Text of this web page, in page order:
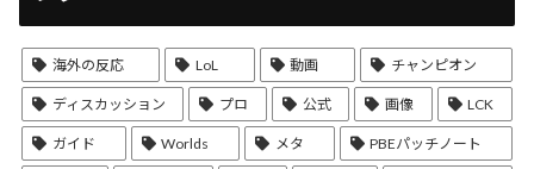
海外の反応 LoL 動画 チャンピオン
ディスカッション プロ 公式 画像 LCK
ガイド Worlds メタ PBEパッチノート